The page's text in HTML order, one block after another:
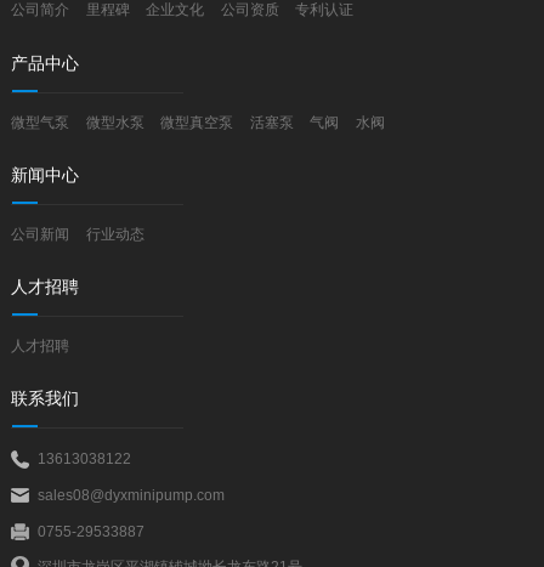
公司简介 里程碑 企业文化 公司资质 专利认证
产品中心
微型气泵 微型水泵 微型真空泵 活塞泵 气阀 水阀
新闻中心
公司新闻 行业动态
人才招聘
人才招聘
联系我们
13613038122
sales08@dyxminipump.com
0755-29533887